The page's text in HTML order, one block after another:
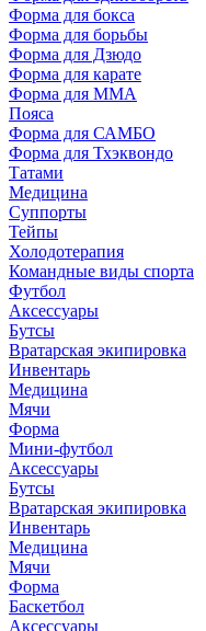
Форма для бокса
Форма для борьбы
Форма для Дзюдо
Форма для карате
Форма для MMA
Пояса
Форма для САМБО
Форма для Тхэквондо
Татами
Медицина
Суппорты
Тейпы
Холодотерапия
Командные виды спорта
Футбол
Аксессуары
Бутсы
Вратарская экипировка
Инвентарь
Медицина
Мячи
Форма
Мини-футбол
Аксессуары
Бутсы
Вратарская экипировка
Инвентарь
Медицина
Мячи
Форма
Баскетбол
Аксессуары